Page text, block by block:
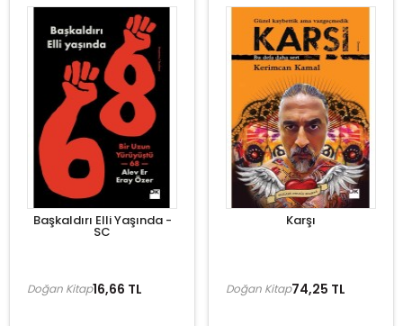
Başkaldırı Elli Yaşında -
SC
16,66 TL
Doğan Kitap
Karşı
74,25 TL
Doğan Kitap